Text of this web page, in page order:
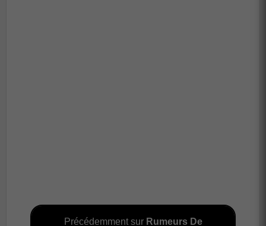
Précédemment sur Rumeurs De